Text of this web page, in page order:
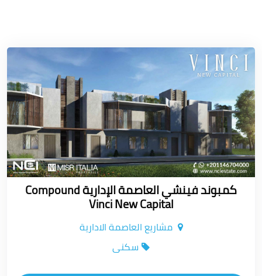
كمبوند فينشي العاصمة الإدارية Compound
Vinci New Capital
مشاريع العاصمة الادارية
سكنى